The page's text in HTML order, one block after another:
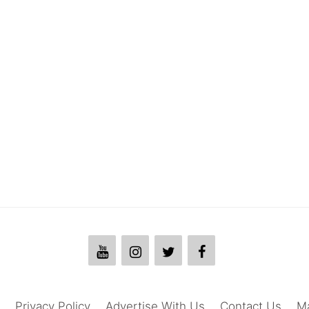
Contact Us
Advertise With Us
Privacy Policy